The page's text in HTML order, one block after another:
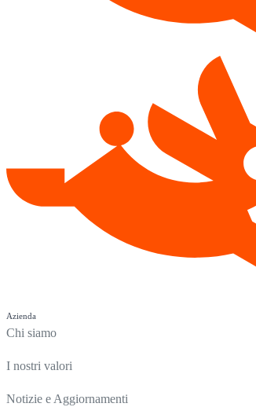
Azienda
Chi siamo
I nostri valori
Notizie e Aggiornamenti